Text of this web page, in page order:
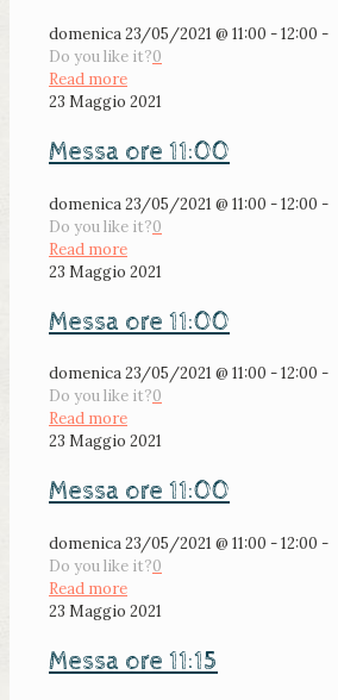
domenica 23/05/2021 @ 11:00 - 12:00 -
Do you like it?0
Read more
23 Maggio 2021
Messa ore 11:00
domenica 23/05/2021 @ 11:00 - 12:00 -
Do you like it?0
Read more
23 Maggio 2021
Messa ore 11:00
domenica 23/05/2021 @ 11:00 - 12:00 -
Do you like it?0
Read more
23 Maggio 2021
Messa ore 11:00
domenica 23/05/2021 @ 11:00 - 12:00 -
Do you like it?0
Read more
23 Maggio 2021
Messa ore 11:15